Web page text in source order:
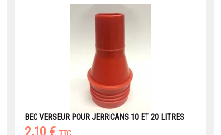
BEC VERSEUR POUR JERRICANS 10 ET 20 LITRES
2,10 €